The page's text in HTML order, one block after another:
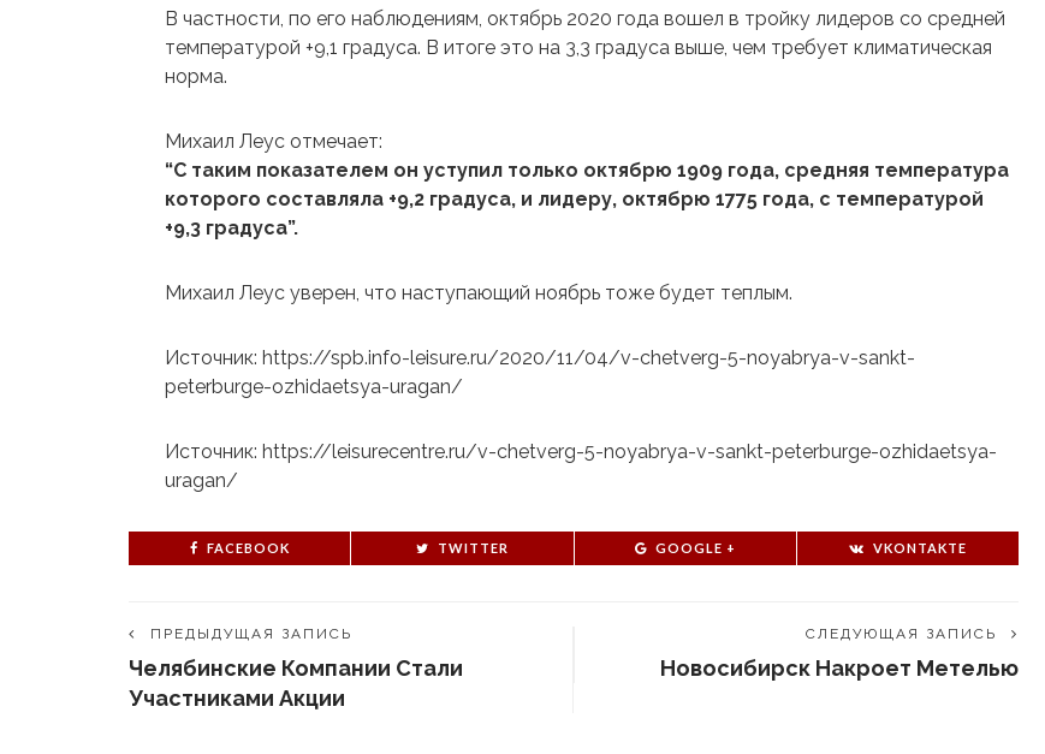
В частности, по его наблюдениям, октябрь 2020 года вошел в тройку лидеров со средней
температурой +9,1 градуса. В итоге это на 3,3 градуса выше, чем требует климатическая
норма.
Михаил Леус отмечает:
“С таким показателем он уступил только октябрю 1909 года, средняя температура
которого составляла +9,2 градуса, и лидеру, октябрю 1775 года, с температурой
+9,3 градуса”.
Михаил Леус уверен, что наступающий ноябрь тоже будет теплым.
Источник: https://spb.info-leisure.ru/2020/11/04/v-chetverg-5-noyabrya-v-sankt-
peterburge-ozhidaetsya-uragan/
Источник: https://leisurecentre.ru/v-chetverg-5-noyabrya-v-sankt-peterburge-ozhidaetsya-
uragan/
FACEBOOK TWITTER GOOGLE + VKONTAKTE
ПРЕДЫДУЩАЯ ЗАПИСЬ
Челябинские Компании Стали
Участниками Акции
СЛЕДУЮЩАЯ ЗАПИСЬ
Новосибирск Накроет Метелью